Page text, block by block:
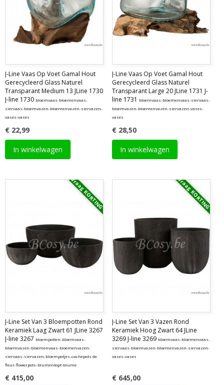
J-Line Vaas Op Voet Gamal Hout
Gerecycleerd Glass Naturel
Transparant Medium 13 JLine 1730
J-line 1730 bloemvaas-bloemenvaas-
siervaas-bloemvazen-bloemenvazen-siervazen-
vases-vases
€ 22,99
In winkelwagen
J-Line Vaas Op Voet Gamal Hout
Gerecycleerd Glass Naturel
Transparant Large 20 JLine 1731 J-
line 1731
bloemvaas-bloemenvaas-siervaas-
bloemvazen-bloemenvazen-siervazen-vases-
vases
€ 28,50
In winkelwagen
Vraag KORTING
J-Line Set Van 3 Bloempotten Rond
Keramiek Laag Zwart 61 JLine 3267
J-line 3267 bloempotten-bloemvaas-
bloemvazen-bloemenvaas-bloemenvazen-
siervaas-siervazen-bloempotjes-cachepots de
fleur-flowerpots-blumentopf-blume
€ 415,00
Vraag KORTING
J-Line Set Van 3 Vazen Rond
Keramiek Hoog Zwart 64 JLine
3269 J-line 3269 bloemvaas-bloemenvaas-
siervaas-bloemvazen-bloemenvazen-siervazen-
vases-vases
€ 645,00